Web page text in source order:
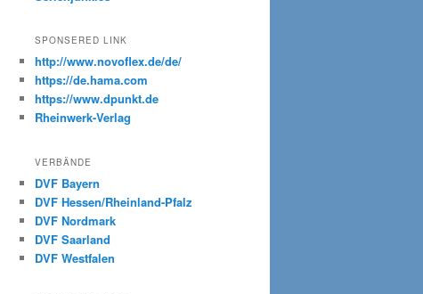
SPONSERED LINK
http://www.novoflex.de/de/
https://de.hama.com
https://www.dpunkt.de
Rheinwerk-Verlag
VERBÄNDE
DVF Bayern
DVF Hessen/Rheinland-Pfalz
DVF Nordmark
DVF Saarland
DVF Westfalen